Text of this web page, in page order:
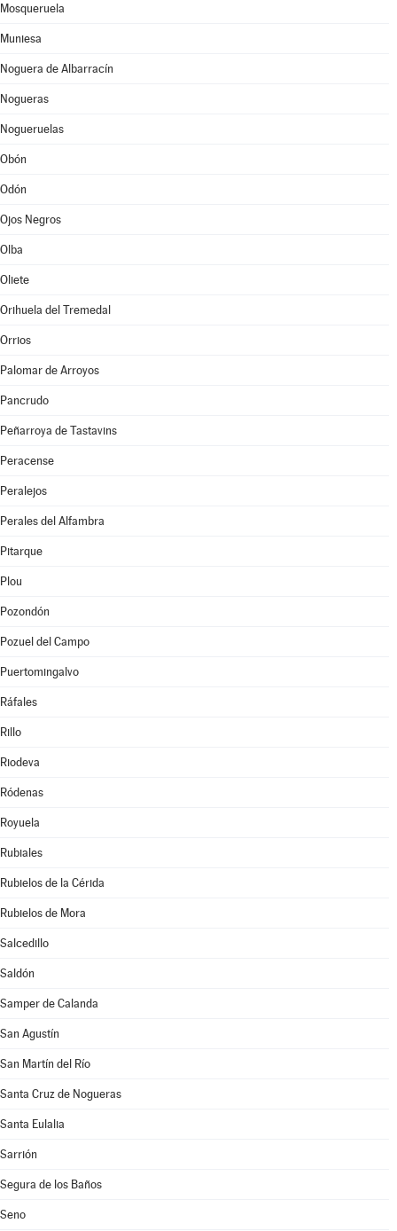
Mosqueruela
Muniesa
Noguera de Albarracín
Nogueras
Nogueruelas
Obón
Odón
Ojos Negros
Olba
Oliete
Orihuela del Tremedal
Orrios
Palomar de Arroyos
Pancrudo
Peñarroya de Tastavins
Peracense
Peralejos
Perales del Alfambra
Pitarque
Plou
Pozondón
Pozuel del Campo
Puertomingalvo
Ráfales
Rillo
Riodeva
Ródenas
Royuela
Rubiales
Rubielos de la Cérida
Rubielos de Mora
Salcedillo
Saldón
Samper de Calanda
San Agustín
San Martín del Río
Santa Cruz de Nogueras
Santa Eulalia
Sarrión
Segura de los Baños
Seno